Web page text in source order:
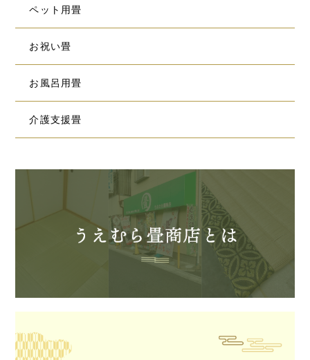
ペット用畳
お祝い畳
お風呂用畳
介護支援畳